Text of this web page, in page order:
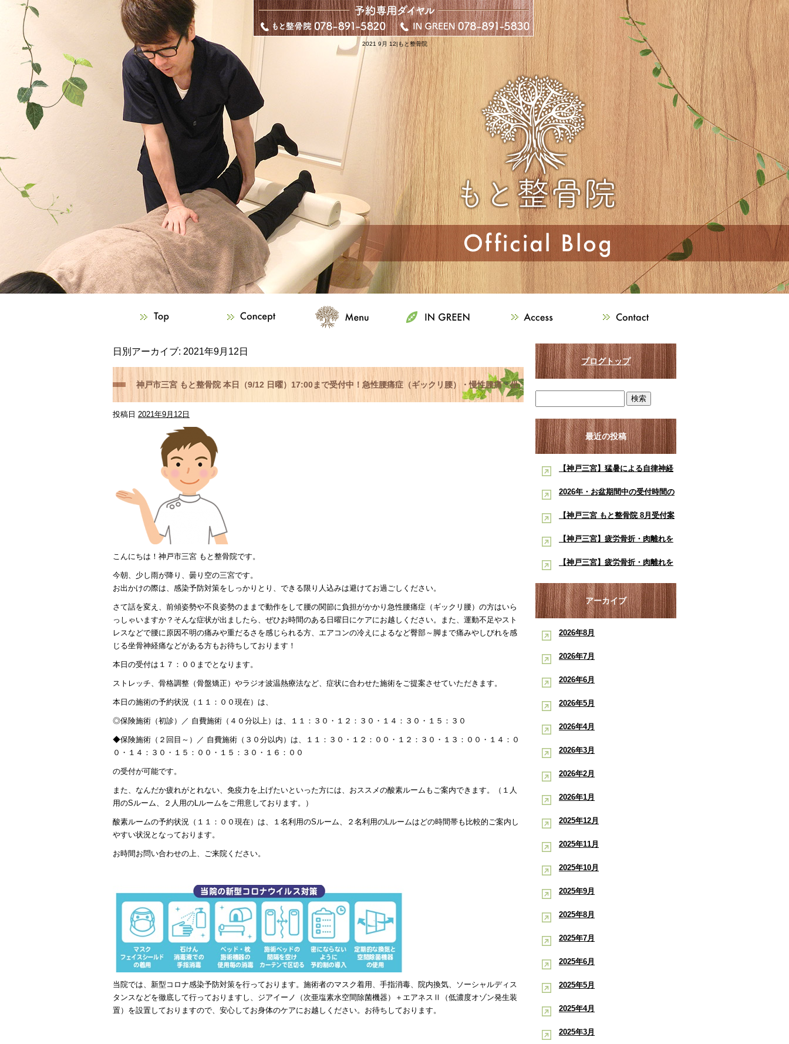
2021 9月 12|もと整骨院
日別アーカイブ: 2021年9月12日
神戸市三宮 もと整骨院 本日（9/12 日曜）17:00まで受付中！急性腰痛症（ギックリ腰）・慢性腰痛・坐
骨神経痛などでお困りの方はご相談下さい！
投稿日 2021年9月12日
こんにちは！神戸市三宮 もと整骨院です。
今朝、少し雨が降り、曇り空の三宮です。
お出かけの際は、感染予防対策をしっかりとり、できる限り人込みは避けてお過ごしください。
さて話を変え、前傾姿勢や不良姿勢のままで動作をして腰の関節に負担がかかり急性腰痛症（ギックリ腰）の方はいら
っしゃいますか？そんな症状が出ましたら、ぜひお時間のある日曜日にケアにお越しください。また、運動不足やスト
レスなどで腰に原因不明の痛みや重だるさを感じられる方、エアコンの冷えによるなど臀部～脚まで痛みやしびれを感
じる坐骨神経痛などがある方もお待ちしております！
本日の受付は１７：００までとなります。
ストレッチ、骨格調整（骨盤矯正）やラジオ波温熱療法など、症状に合わせた施術をご提案させていただきます。
本日の施術の予約状況（１１：００現在）は、
◎保険施術（初診）／ 自費施術（４０分以上）は、１１：３０・１２：３０・１４：３０・１５：３０
◆保険施術（２回目～）／ 自費施術（３０分以内）は、１１：３０・１２：００・１２：３０・１３：００・１４：０
０・１４：３０・１５：００・１５：３０・１６：００
の受付が可能です。
また、なんだか疲れがとれない、免疫力を上げたいといった方には、おススメの酸素ルームもご案内できます。（１人
用のSルーム、２人用のLルームをご用意しております。）
酸素ルームの予約状況（１１：００現在）は、１名利用のSルーム、２名利用のLルームはどの時間帯も比較的ご案内し
やすい状況となっております。
お時間お問い合わせの上、ご来院ください。
当院では、新型コロナ感染予防対策を行っております。施術者のマスク着用、手指消毒、院内換気、ソーシャルディス
タンスなどを徹底して行っておりますし、ジアイーノ（次亜塩素水空間除菌機器）＋エアネスⅡ（低濃度オゾン発生装
置）を設置しておりますので、安心してお身体のケアにお越しください。お待ちしております。
ブログトップ
最近の投稿
【神戸三宮】猛暑による自律神経
の乱れ・睡眠不足でお悩みの方へ
ト：もと整骨院
2026年・お盆期間中の受付時間の
お知らせ【神戸市三宮 もと整骨
【神戸三宮 もと整骨院 8月受付案
内】8月は熱中症・交通事故・ス
ポート
【神戸三宮】疲労骨折・肉離れを
早く治したい学生アスリートへ｜
復帰をサポート【後編】：もと整
骨院
【神戸三宮】疲労骨折・肉離れを
酸素ルーム・酸素カプセルで競技
復帰をサポート【前編】：もと整
骨院
アーカイブ
2026年8月
2026年7月
2026年6月
2026年5月
2026年4月
2026年3月
2026年2月
2026年1月
2025年12月
2025年11月
2025年10月
2025年9月
2025年8月
2025年7月
2025年6月
2025年5月
2025年4月
2025年3月